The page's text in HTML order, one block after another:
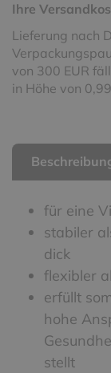
Ihre
Lieferung nach
von 300 EUR
in Höhe von
für eine
stabiler
dick
flexibler
erfüllt
hohe
stellt